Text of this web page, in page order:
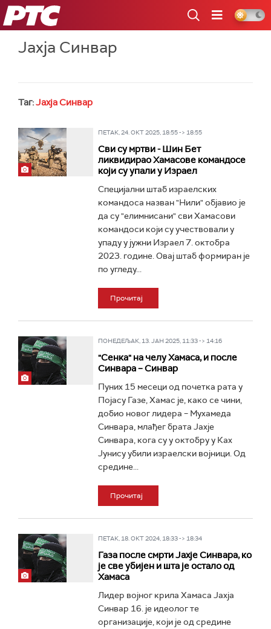
РТС
Јахја Синвар
Таг:Јахја Синвар
ПЕТАК, 24. ОКТ 2025, 18:55 -> 18:55
Сви су мртви - Шин Бет
ликвидирао Хамасове командосе
који су упали у Израел
Специјални штаб израелских
командоса назван "Нили" објавио је
да су "елимнисани" сви Хамасови
командоси који су учествовали у
упаду у јужни Израел 7. октобра
2023. године. Овај штаб формиран је
по угледу...
Прочитај
ПОНЕДЕЉАК, 13. ЈАН 2025, 11:33 -> 14:16
"Сенка" на челу Хамаса, и после
Синвара – Синвар
Пуних 15 месеци од почетка рата у
Појасу Газе, Хамас је, како се чини,
добио новог лидера – Мухамеда
Синвара, млађег брата Јахје
Синвара, кога су у октобру у Ках
Јунису убили израелски војници. Од
средине...
Прочитај
ПЕТАК, 18. ОКТ 2024, 18:33 -> 18:34
Газа после смрти Јахје Синвара, ко
је све убијен и шта је остало од
Хамаса
Лидер војног крила Хамаса Јахја
Синвар 16. је идеолог те
организације, који је од средине